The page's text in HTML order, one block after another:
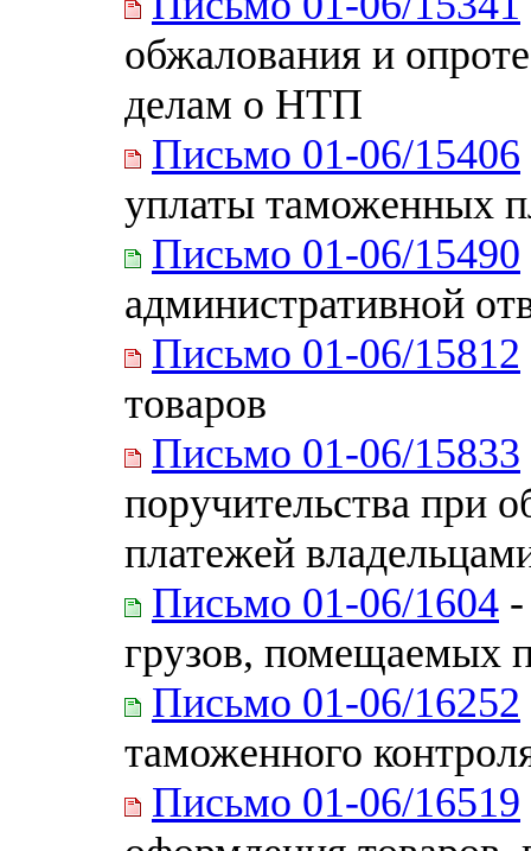
обжалования и
делам о НТП
Письмо 01-06/15406
уплаты таможенных
Письмо 01-06/15490
административной
Письмо 01-06/15812
товаров
Письмо 01-06/15833
поручительства при
платежей
Письмо 01-06/1604
грузов, помещаемых
Письмо 01-06/16252
таможенного
Письмо 01-06/16519